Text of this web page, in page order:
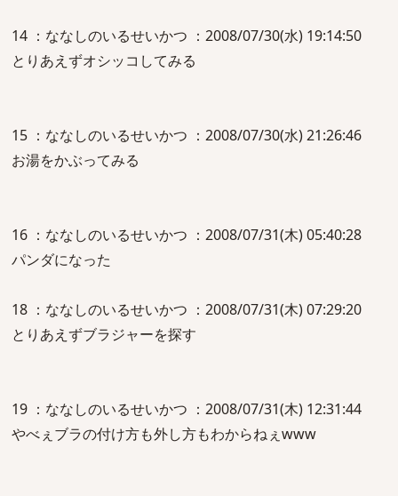
14 ：ななしのいるせいかつ ：2008/07/30(水) 19:14:50
とりあえずオシッコしてみる
15 ：ななしのいるせいかつ ：2008/07/30(水) 21:26:46
お湯をかぶってみる
16 ：ななしのいるせいかつ ：2008/07/31(木) 05:40:28
パンダになった
18 ：ななしのいるせいかつ ：2008/07/31(木) 07:29:20
とりあえずブラジャーを探す
19 ：ななしのいるせいかつ ：2008/07/31(木) 12:31:44
やべぇブラの付け方も外し方もわからねぇwww